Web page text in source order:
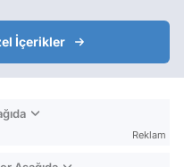
İçerikler
Reklam